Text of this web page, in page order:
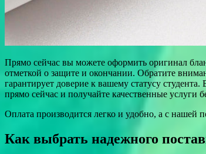
Прямо сейчас вы можете оформить оригинал
отметкой о защите и окончании. Обратите
гарантирует доверие к вашему статусу
прямо сейчас и получайте качественные услуги
Оплата производится легко и удобно, а с нашей
Как выбрать надежного